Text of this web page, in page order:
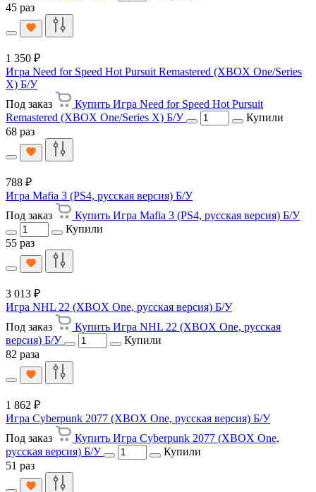
45 раз
1 350 ₽
Игра Need for Speed Hot Pursuit Remastered (XBOX One/Series
X) Б/У
Под заказ
Купить Игра Need for Speed Hot Pursuit
Remastered (XBOX One/Series X) Б/У
Купили
68 раз
788 ₽
Игра Mafia 3 (PS4, русская версия) Б/У
Под заказ
Купить Игра Mafia 3 (PS4, русская версия) Б/У
Купили
55 раз
3 013 ₽
Игра NHL 22 (XBOX One, русская версия) Б/У
Под заказ
Купить Игра NHL 22 (XBOX One, русская
версия) Б/У
Купили
82 раза
1 862 ₽
Игра Cyberpunk 2077 (XBOX One, русская версия) Б/У
Под заказ
Купить Игра Cyberpunk 2077 (XBOX One,
русская версия) Б/У
Купили
51 раз